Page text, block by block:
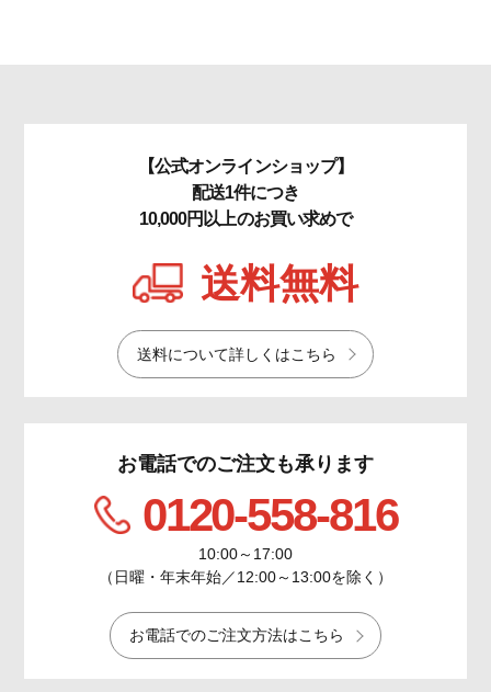
【公式オンラインショップ】
配送1件につき
10,000円以上のお買い求めで
送料無料
送料について詳しくはこちら
お電話でのご注文も承ります
0120-558-816
10:00～17:00
（日曜・年末年始／12:00～13:00を除く）
お電話でのご注文方法はこちら